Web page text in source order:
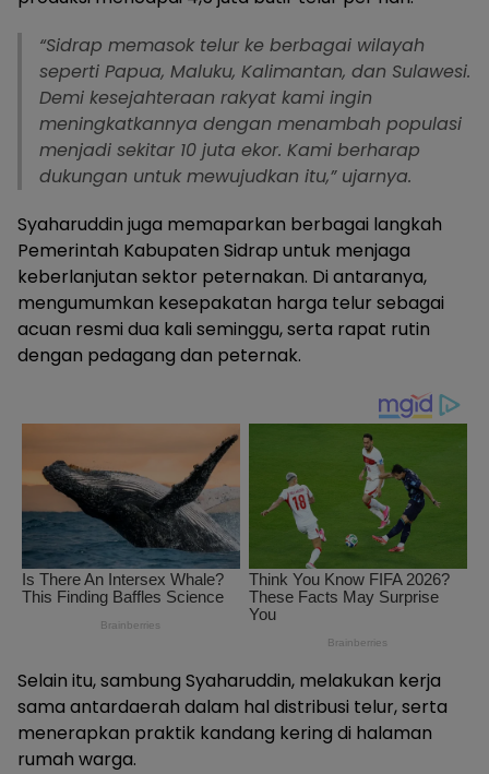
“Sidrap memasok telur ke berbagai wilayah
seperti Papua, Maluku, Kalimantan, dan Sulawesi.
Demi kesejahteraan rakyat kami ingin
meningkatkannya dengan menambah populasi
menjadi sekitar 10 juta ekor. Kami berharap
dukungan untuk mewujudkan itu,” ujarnya.
Syaharuddin juga memaparkan berbagai langkah
Pemerintah Kabupaten Sidrap untuk menjaga
keberlanjutan sektor peternakan. Di antaranya,
mengumumkan kesepakatan harga telur sebagai
acuan resmi dua kali seminggu, serta rapat rutin
dengan pedagang dan peternak.
Selain itu, sambung Syaharuddin, melakukan kerja
sama antardaerah dalam hal distribusi telur, serta
menerapkan praktik kandang kering di halaman
rumah warga.